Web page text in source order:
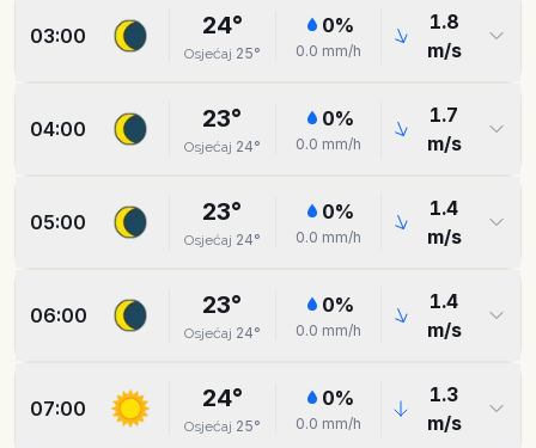
03:00 24°
Osjećaj 25°
0%
0.0 mm/h
1.8
m/s
04:00 23°
Osjećaj 24°
0%
0.0 mm/h
1.7
m/s
05:00 23°
Osjećaj 24°
0%
0.0 mm/h
1.4
m/s
06:00 23°
Osjećaj 24°
0%
0.0 mm/h
1.4
m/s
07:00 24°
Osjećaj 25°
0%
0.0 mm/h
1.3
m/s